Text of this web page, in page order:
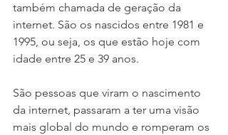
também chamada de geração da
internet. São os nascidos entre 1981 e
1995, ou seja, os que estão hoje com
idade entre 25 e 39 anos.
São pessoas que viram o nascimento
da internet, passaram a ter uma visão
mais global do mundo e romperam os